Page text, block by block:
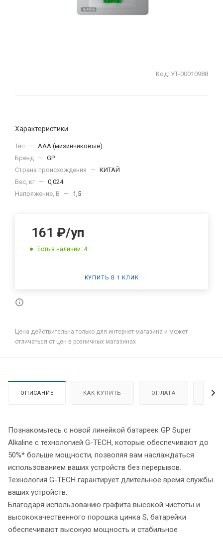
Код: УТ-00010988
Характеристики
Тип — ААА (мизинчиковые)
Бренд — GP
Страна происхождения
— КИТАЙ
Вес, кг — 0,024
Напряжение, В
— 1,5
161 ₽/уп
Есть в наличии: 4
КУПИТЬ В 1 КЛИК
Цена действительна только для интернет-магазина и может
отличаться от цен в розничных магазинах
ОПИСАНИЕ КАК КУПИТЬ ОПЛАТА
Познакомьтесь с новой линейкой батареек GP Super
Alkaline с технологией G-TECH, которые обеспечивают до
50%* больше мощности, позволяя вам наслаждаться
использованием ваших устройств без перерывов.
Технология G-TECH гарантирует длительное время службы
ваших устройств.
Благодаря использованию графита высокой чистоты и
высококачественного порошка цинка S, батарейки
обеспечивают высокую мощность и стабильное